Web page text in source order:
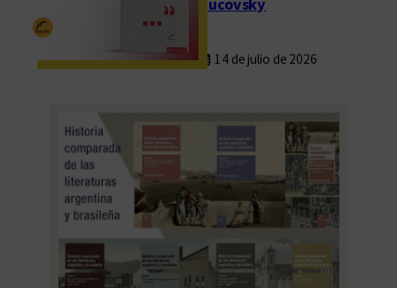
Rucovsky
14 de julio de 2026